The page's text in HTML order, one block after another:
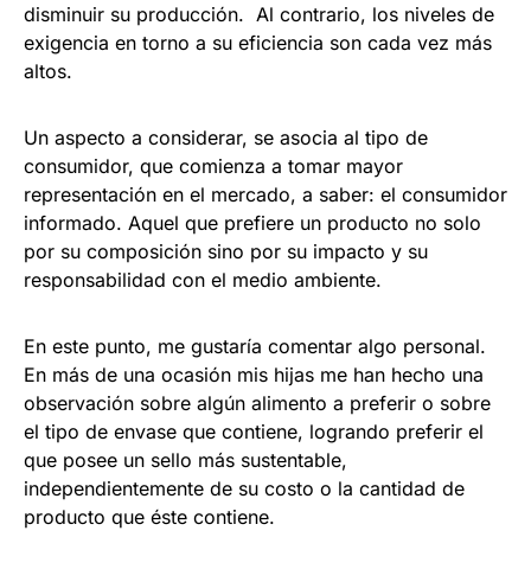
disminuir su producción. Al contrario, los niveles de
exigencia en torno a su eficiencia son cada vez más
altos.
Un aspecto a considerar, se asocia al tipo de
consumidor, que comienza a tomar mayor
representación en el mercado, a saber: el consumidor
informado. Aquel que prefiere un producto no solo
por su composición sino por su impacto y su
responsabilidad con el medio ambiente.
En este punto, me gustaría comentar algo personal.
En más de una ocasión mis hijas me han hecho una
observación sobre algún alimento a preferir o sobre
el tipo de envase que contiene, logrando preferir el
que posee un sello más sustentable,
independientemente de su costo o la cantidad de
producto que éste contiene.